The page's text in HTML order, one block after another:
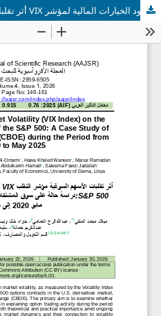
أثر تقلبات الأسهم السوقية مؤشر التقلب VIX على نشاط عقود الخيارات المالية لمؤشر :S&P 500دراسة حالة على سوق المشتقات الأمريكية (CBOE) خلال الفترة من مايو 2020 إلى مايو 2025